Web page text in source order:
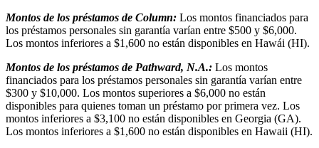
Montos de los préstamos de Column: Los montos financiados para
los préstamos personales sin garantía varían entre $500 y $6,000.
Los montos inferiores a $1,600 no están disponibles en Hawái (HI).
Montos de los préstamos de Pathward, N.A.: Los montos
financiados para los préstamos personales sin garantía varían entre
$300 y $10,000. Los montos superiores a $6,000 no están
disponibles para quienes toman un préstamo por primera vez. Los
montos inferiores a $3,100 no están disponibles en Georgia (GA).
Los montos inferiores a $1,600 no están disponibles en Hawaii (HI).